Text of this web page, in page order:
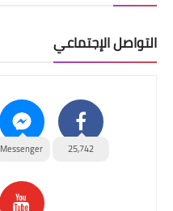
التواصل الإجتماعي
25,742
Messenger